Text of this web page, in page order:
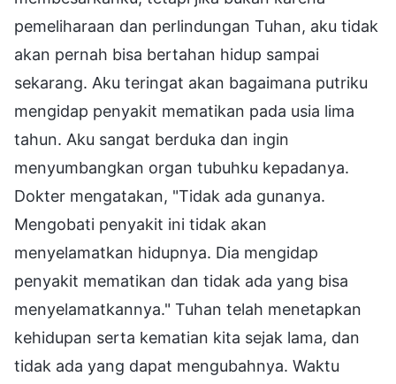
pemeliharaan dan perlindungan Tuhan, aku tidak
akan pernah bisa bertahan hidup sampai
sekarang. Aku teringat akan bagaimana putriku
mengidap penyakit mematikan pada usia lima
tahun. Aku sangat berduka dan ingin
menyumbangkan organ tubuhku kepadanya.
Dokter mengatakan, "Tidak ada gunanya.
Mengobati penyakit ini tidak akan
menyelamatkan hidupnya. Dia mengidap
penyakit mematikan dan tidak ada yang bisa
menyelamatkannya." Tuhan telah menetapkan
kehidupan serta kematian kita sejak lama, dan
tidak ada yang dapat mengubahnya. Waktu